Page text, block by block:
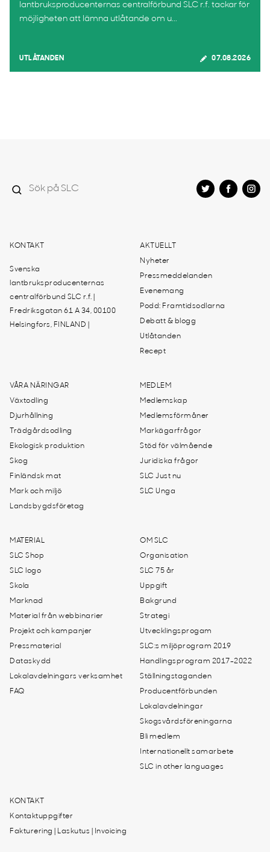
lantbruksproducenternas centralförbund SLC r.f. tackar för
möjligheten att lämna utlåtande om u...
UTLÅTANDEN 07.08.2026
KONTAKT
Svenska
lantbruksproducenternas
centralförbund SLC r.f. |
Fredriksgatan 61 A 34, 00100
Helsingfors, FINLAND |
AKTUELLT
Nyheter
Pressmeddelanden
Evenemang
Podd: Framtidsodlarna
Debatt & blogg
Utlåtanden
Recept
VÅRA NÄRINGAR
Växtodling
Djurhållning
Trädgårdsodling
Ekologisk produktion
Skog
Finländsk mat
Mark och miljö
Landsbygdsföretag
MEDLEM
Medlemskap
Medlemsförmåner
Markägarfrågor
Stöd för välmående
Juridiska frågor
SLC Just nu
SLC Unga
MATERIAL
SLC Shop
SLC logo
Skola
Marknad
Material från webbinarier
Projekt och kampanjer
Pressmaterial
Dataskydd
Lokalavdelningars verksamhet
FAQ
OM SLC
Organisation
SLC 75 år
Uppgift
Bakgrund
Strategi
Utvecklingsprogam
SLC:s miljöprogram 2019
Handlingsprogram 2017-2022
Ställningstaganden
Producentförbunden
Lokalavdelningar
Skogsvårdsföreningarna
Bli medlem
Internationellt samarbete
SLC in other languages
KONTAKT
Kontaktuppgifter
Fakturering | Laskutus | Invoicing